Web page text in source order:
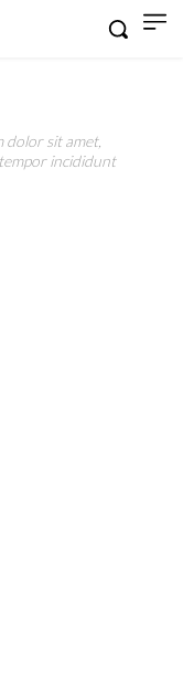
dolor sit amet,
incididunt